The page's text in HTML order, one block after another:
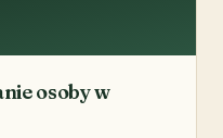
osoby w